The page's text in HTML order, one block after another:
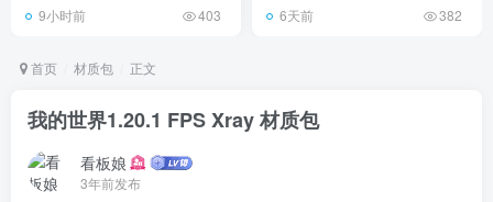
9小时前 403 6天前 382
首页 材质包 正文
我的世界1.20.1 FPS Xray 材质包
看板娘
3年前发布